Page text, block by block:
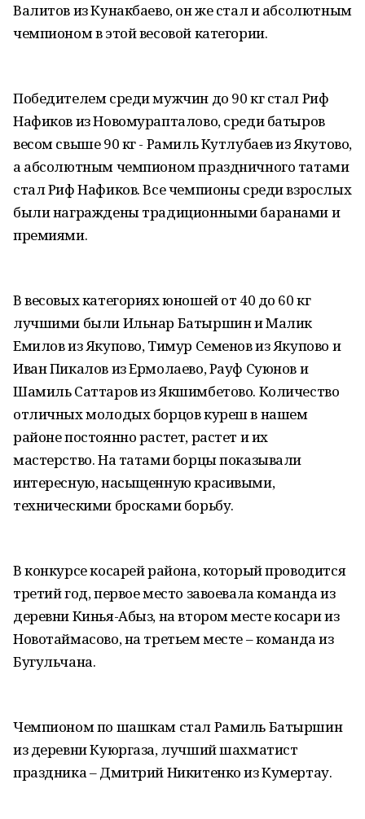
Валитов из Кунакбаево, он же стал и абсолютным
чемпионом в этой весовой категории.
Победителем среди мужчин до 90 кг стал Риф
Нафиков из Новомурапталово, среди батыров
весом свыше 90 кг - Рамиль Кутлубаев из Якутово,
а абсолютным чемпионом праздничного татами
стал Риф Нафиков. Все чемпионы среди взрослых
были награждены традиционными баранами и
премиями.
В весовых категориях юношей от 40 до 60 кг
лучшими были Ильнар Батыршин и Малик
Емилов из Якупово, Тимур Семенов из Якупово и
Иван Пикалов из Ермолаево, Рауф Суюнов и
Шамиль Саттаров из Якшимбетово. Количество
отличных молодых борцов куреш в нашем
районе постоянно растет, растет и их
мастерство. На татами борцы показывали
интересную, насыщенную красивыми,
техническими бросками борьбу.
В конкурсе косарей района, который проводится
третий год, первое место завоевала команда из
деревни Кинья-Абыз, на втором месте косари из
Новотаймасово, на третьем месте – команда из
Бугульчана.
Чемпионом по шашкам стал Рамиль Батыршин
из деревни Куюргаза, лучший шахматист
праздника – Дмитрий Никитенко из Кумертау.